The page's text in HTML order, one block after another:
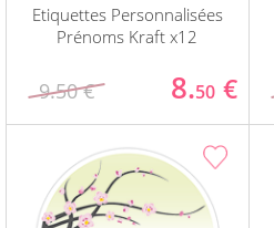
Etiquettes Personnalisées
Prénoms Kraft x12
9.50 € 8.50 €